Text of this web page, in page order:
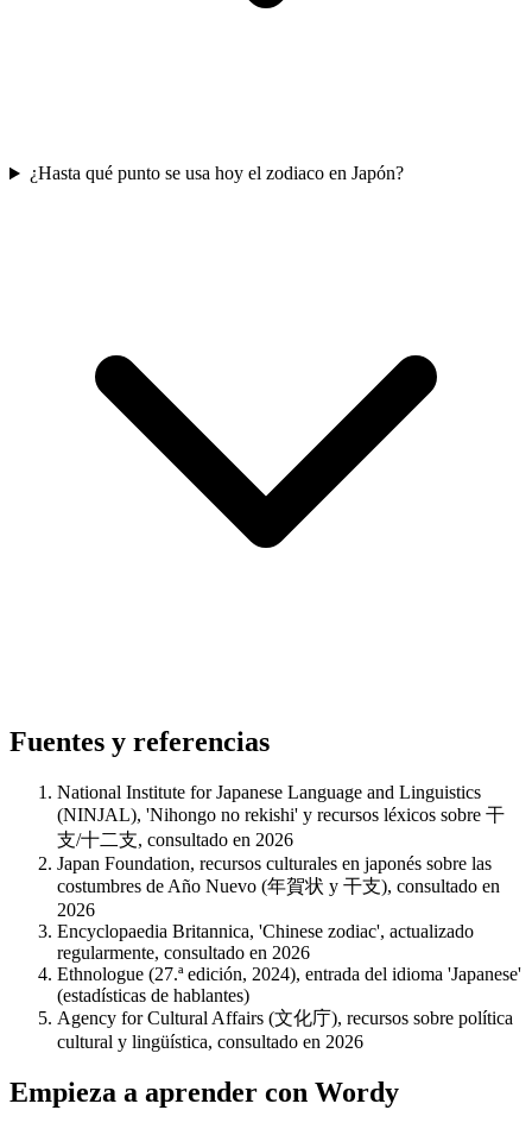
¿Hasta qué punto se usa hoy el zodiaco en Japón?
Fuentes y referencias
National Institute for Japanese Language and Linguistics
(NINJAL), 'Nihongo no rekishi' y recursos léxicos sobre 干
支/十二支, consultado en 2026
Japan Foundation, recursos culturales en japonés sobre las
costumbres de Año Nuevo (年賀状 y 干支), consultado en
2026
Encyclopaedia Britannica, 'Chinese zodiac', actualizado
regularmente, consultado en 2026
Ethnologue (27.ª edición, 2024), entrada del idioma 'Japanese'
(estadísticas de hablantes)
Agency for Cultural Affairs (文化庁), recursos sobre política
cultural y lingüística, consultado en 2026
Empieza a aprender con Wordy